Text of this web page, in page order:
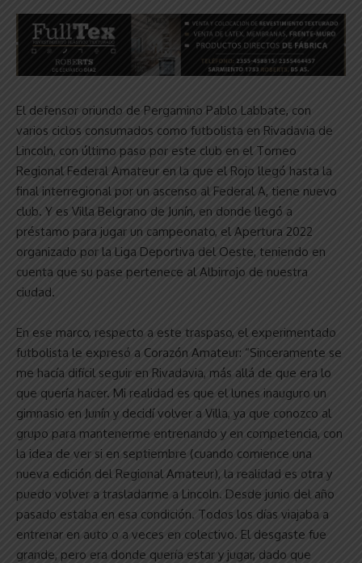
El defensor oriundo de Pergamino Pablo Labbate, con
varios ciclos consumados como futbolista en Rivadavia de
Lincoln, con último paso por este club en el Torneo
Regional Federal Amateur en la que el Rojo llegó hasta la
final interregional por un ascenso al Federal A, tiene nuevo
club. Y es Villa Belgrano de Junín, en donde llegó a
préstamo para jugar un campeonato, el Apertura 2022
organizado por la Liga Deportiva del Oeste, teniendo en
cuenta que su pase pertenece al Albirrojo de nuestra
ciudad.
En ese marco, respecto a este traspaso, el experimentado
futbolista le expresó a Corazón Amateur: “Sinceramente se
me hacía difícil seguir en Rivadavia, más allá de que era lo
que quería hacer. Mi realidad es que el lunes inauguro un
gimnasio en Junín y decidí volver a Villa, ya que conozco al
grupo para mantenerme entrenando y en competencia, con
la idea de ver si en septiembre (cuando comience una
nueva edición del Regional Amateur), la realidad es otra y
puedo volver a trasladarme a Lincoln. Desde junio del año
pasado estaba en esa condición. Todos los días viajaba a
entrenar en auto o a veces en colectivo. El desgaste fue
grande, pero era donde quería estar y jugar, dado que